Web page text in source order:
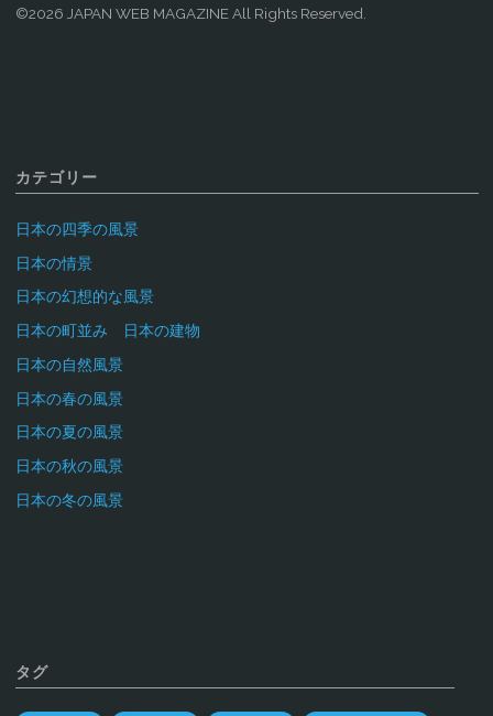
©2026 JAPAN WEB MAGAZINE All Rights Reserved.
カテゴリー
日本の四季の風景
日本の情景
日本の幻想的な風景
日本の町並み 日本の建物
日本の自然風景
日本の春の風景
日本の夏の風景
日本の秋の風景
日本の冬の風景
タグ